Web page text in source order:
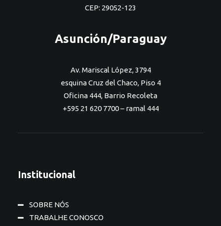
CEP: 29052-123
Asunción/Paraguay
Av. Mariscal López, 3794
esquina Cruz del Chaco, Piso 4
Oficina 444, Barrio Recoleta
+595 21 620 7700 – ramal 444
Institucional
SOBRE NÓS
TRABALHE CONOSCO